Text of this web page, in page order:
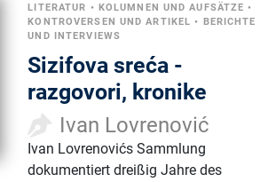
LITERATUR • KOLUMNEN UND AUFSÄTZE •
KONTROVERSEN UND ARTIKEL • BERICHTE
UND INTERVIEWS
Sizifova sreća -
razgovori, kronike
Ivan Lovrenović
Ivan Lovrenovićs Sammlung
dokumentiert dreißig Jahre des